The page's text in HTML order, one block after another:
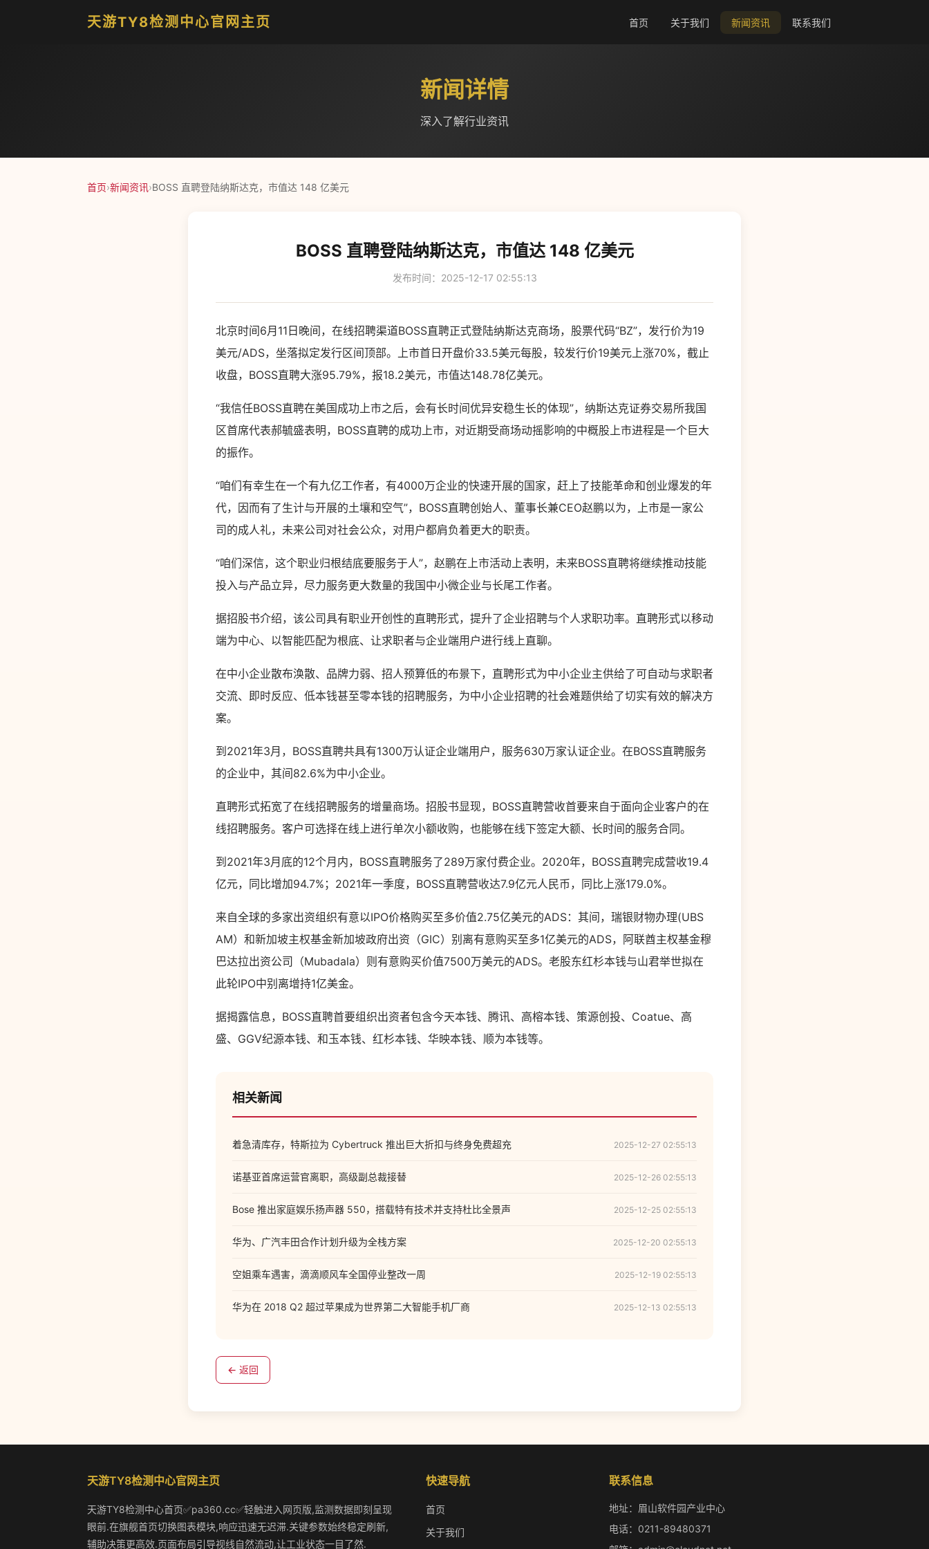
天游TY8检测中心官网主页 首页 关于我们 新闻资讯 联系我们
新闻详情
深入了解行业资讯
首页›新闻资讯›BOSS 直聘登陆纳斯达克，市值达 148 亿美元
BOSS 直聘登陆纳斯达克，市值达 148 亿美元
发布时间：2025-12-17 02:55:13
北京时间6月11日晚间，在线招聘渠道BOSS直聘正式登陆纳斯达克商场，股票代码“BZ”，发行价为19
美元/ADS，坐落拟定发行区间顶部。上市首日开盘价33.5美元每股，较发行价19美元上涨70%，截止
收盘，BOSS直聘大涨95.79%，报18.2美元，市值达148.78亿美元。
“我信任BOSS直聘在美国成功上市之后，会有长时间优异安稳生长的体现”，纳斯达克证券交易所我国
区首席代表郝毓盛表明，BOSS直聘的成功上市，对近期受商场动摇影响的中概股上市进程是一个巨大
的振作。
“咱们有幸生在一个有九亿工作者，有4000万企业的快速开展的国家，赶上了技能革命和创业爆发的年
代，因而有了生计与开展的土壤和空气”，BOSS直聘创始人、董事长兼CEO赵鹏以为，上市是一家公
司的成人礼，未来公司对社会公众，对用户都肩负着更大的职责。
“咱们深信，这个职业归根结底要服务于人”，赵鹏在上市活动上表明，未来BOSS直聘将继续推动技能
投入与产品立异，尽力服务更大数量的我国中小微企业与长尾工作者。
据招股书介绍，该公司具有职业开创性的直聘形式，提升了企业招聘与个人求职功率。直聘形式以移动
端为中心、以智能匹配为根底、让求职者与企业端用户进行线上直聊。
在中小企业散布涣散、品牌力弱、招人预算低的布景下，直聘形式为中小企业主供给了可自动与求职者
交流、即时反应、低本钱甚至零本钱的招聘服务，为中小企业招聘的社会难题供给了切实有效的解决方
案。
到2021年3月，BOSS直聘共具有1300万认证企业端用户，服务630万家认证企业。在BOSS直聘服务
的企业中，其间82.6%为中小企业。
直聘形式拓宽了在线招聘服务的增量商场。招股书显现，BOSS直聘营收首要来自于面向企业客户的在
线招聘服务。客户可选择在线上进行单次小额收购，也能够在线下签定大额、长时间的服务合同。
到2021年3月底的12个月内，BOSS直聘服务了289万家付费企业。2020年，BOSS直聘完成营收19.4
亿元，同比增加94.7%；2021年一季度，BOSS直聘营收达7.9亿元人民币，同比上涨179.0%。
来自全球的多家出资组织有意以IPO价格购买至多价值2.75亿美元的ADS：其间，瑞银财物办理(UBS
AM）和新加坡主权基金新加坡政府出资（GIC）别离有意购买至多1亿美元的ADS，阿联酋主权基金穆
巴达拉出资公司（Mubadala）则有意购买价值7500万美元的ADS。老股东红杉本钱与山君举世拟在
此轮IPO中别离增持1亿美金。
据揭露信息，BOSS直聘首要组织出资者包含今天本钱、腾讯、高榕本钱、策源创投、Coatue、高
盛、GGV纪源本钱、和玉本钱、红杉本钱、华映本钱、顺为本钱等。
相关新闻
着急清库存，特斯拉为 Cybertruck 推出巨大折扣与终身免费超充 2025-12-27 02:55:13
诺基亚首席运营官离职，高级副总裁接替 2025-12-26 02:55:13
Bose 推出家庭娱乐扬声器 550，搭载特有技术并支持杜比全景声 2025-12-25 02:55:13
华为、广汽丰田合作计划升级为全栈方案 2025-12-20 02:55:13
空姐乘车遇害，滴滴顺风车全国停业整改一周 2025-12-19 02:55:13
华为在 2018 Q2 超过苹果成为世界第二大智能手机厂商 2025-12-13 02:55:13
← 返回
天游TY8检测中心官网主页
天游TY8检测中心首页✅pa360.cc✅轻触进入网页版,监测数据即刻呈现
眼前.在旗舰首页切换图表模块,响应迅速无迟滞.关键参数始终稳定刷新,
辅助决策更高效.页面布局引导视线自然流动,让工业状态一目了然.
快速导航
首页
关于我们
联系信息
地址：眉山软件园产业中心
电话：0211-89480371